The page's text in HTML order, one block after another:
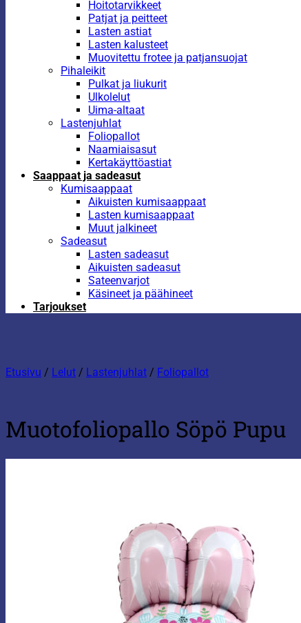
Hoitotarvikkeet
Patjat ja peitteet
Lasten astiat
Lasten kalusteet
Muovitettu frotee ja patjansuojat
Pihaleikit
Pulkat ja liukurit
Ulkolelut
Uima-altaat
Lastenjuhlat
Foliopallot
Naamiaisasut
Kertakäyttöastiat
Saappaat ja sadeasut
Kumisaappaat
Aikuisten kumisaappaat
Lasten kumisaappaat
Muut jalkineet
Sadeasut
Lasten sadeasut
Aikuisten sadeasut
Sateenvarjot
Käsineet ja päähineet
Tarjoukset
Etusivu / Lelut / Lastenjuhlat / Foliopallot
Muotofoliopallo Söpö Pupu